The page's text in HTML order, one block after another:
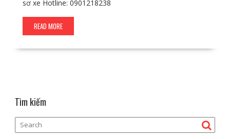
sơ xe Hotline: 0901218238
READ MORE
Tìm kiếm